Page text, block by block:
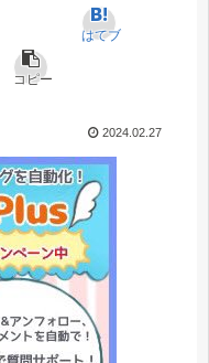
はてブ
コピー
2024.02.27